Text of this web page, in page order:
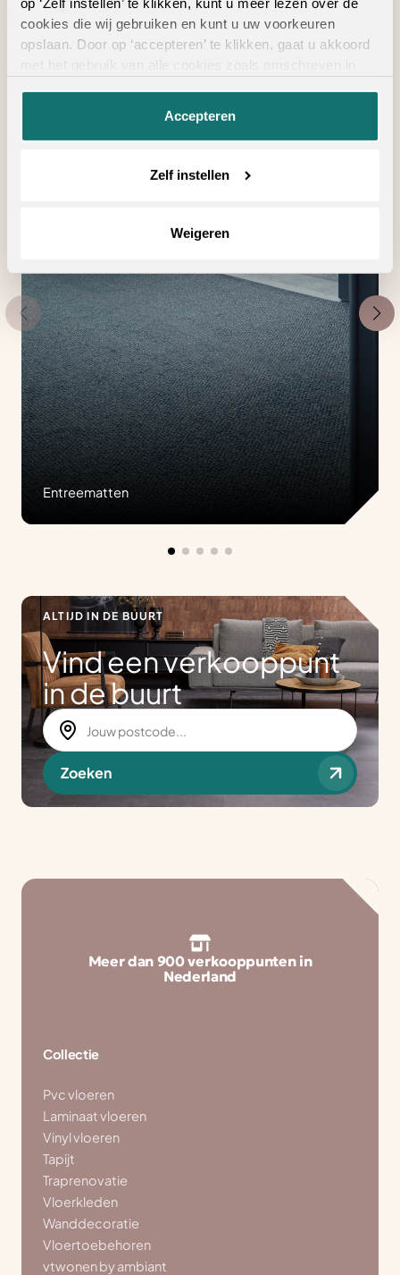
cookies die wij gebruiken en kunt u uw voorkeuren
opslaan. Door op ‘accepteren’ te klikken, gaat u akkoord
Accepteren
Zelf instellen
Weigeren
Geschikte
vloertoebehoren
Entreematten
ALTIJD IN DE BUURT
Vind een verkooppunt
in de buurt
Zoeken
Meer dan 900 verkooppunten in
Nederland
Collectie
Pvc vloeren
Laminaat vloeren
Vinyl vloeren
Tapijt
Traprenovatie
Vloerkleden
Wanddecoratie
Vloertoebehoren
vtwonen by ambiant